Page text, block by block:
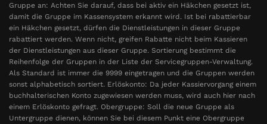
Gruppe an: Achten Sie darauf, dass bei aktiv ein Häkchen gesetzt ist,
damit die Gruppe im Kassensystem erkannt wird. Ist bei rabattierbar
ein Häkchen gesetzt, dürfen die Dienstleistungen in dieser Gruppe
rabattiert werden. Wenn nicht, greifen Rabatte nicht beim Kassieren
der Dienstleistungen aus dieser Gruppe. Sortierung bestimmt die
Reihenfolge der Gruppen in der Liste der Servicegruppen-Verwaltung.
Als Standard ist immer die 9999 eingetragen und die Gruppen werden
sonst alphabetisch sortiert. Erlöskonto: Da jeder Kassiervorgang einem
buchhalterischen Konto zugewiesen werden muss, wird auch hier nach
einem Erlöskonto gefragt. Obergruppe: Soll die neue Gruppe als
Untergruppe dienen, können Sie bei diesem Punkt eine Obergruppe